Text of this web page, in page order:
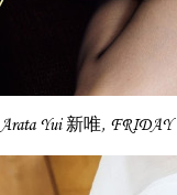
Arata Yui 新唯, FRIDAY